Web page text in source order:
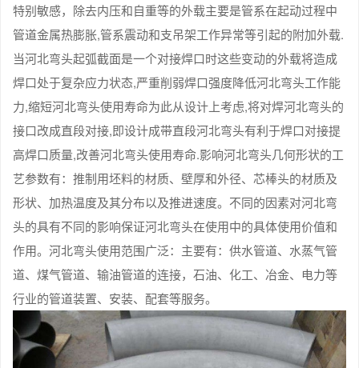
特别敏感，除去内压和自重等的外载主要是管系在起动过程中
管道金属热膨胀,管系震动和支吊架工作异常等引起的附加外载.
当河北弯头起弧截面是一个对接焊口时这些变动的外载将造成
焊口处于复杂应力状态,严重削弱焊口强度降低河北弯头工作能
力,缩短河北弯头使用寿命为此从设计上考虑,将对焊河北弯头的
接口改成直段对接,即设计成带直段河北弯头有利于焊口对接提
高焊口质量,改善河北弯头使用寿命.影响河北弯头几何形状的工
艺参数有：推制用坯料的材质、壁厚和外径、芯棒头的材质及
形状、加热温度及其分布以及推进速度。不同的因素对河北弯
头的具有不同的影响保证河北弯头在使用中的具体使用价值和
作用。河北弯头使用范围广泛：主要有：供水管道、水蒸气管
道、煤气管道、输油管道的连接，石油、化工、冶金、电力等
行业的管道装置、安装、配套等服务。